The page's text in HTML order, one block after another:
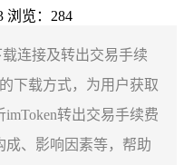
浏览：284
连接及转出交易手续
下载方式，为用户获取
转出交易手续费
成、影响因素等，帮助